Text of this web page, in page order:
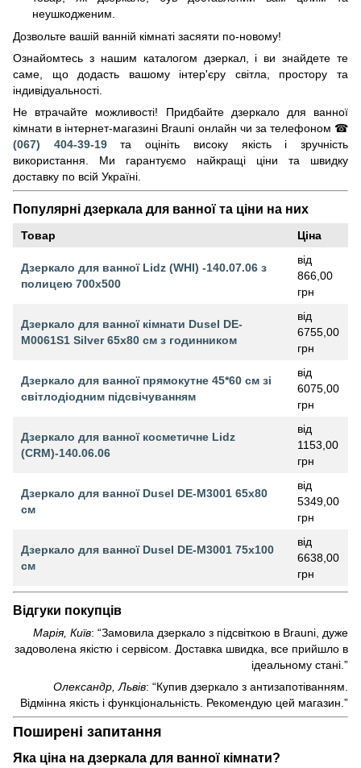
неушкодженим.
Дозвольте вашій ванній кімнаті засяяти по-новому!
Ознайомтесь з нашим каталогом дзеркал, і ви знайдете те
саме, що додасть вашому інтер'єру світла, простору та
індивідуальності.
Не втрачайте можливості! Придбайте дзеркало для ванної
кімнати в інтернет-магазині Brauni онлайн чи за телефоном ☎
(067) 404-39-19та оцініть високу якість і зручність
використання. Ми гарантуємо найкращі ціни та швидку
доставку по всій Україні.
Популярні дзеркала для ванної та ціни на них
Товар Ціна
Дзеркало для ванної Lidz (WHI) -140.07.06 з
полицею 700х500
від
866,00
грн
Дзеркало для ванної кімнати Dusel DE-
M0061S1 Silver 65х80 см з годинником
від
6755,00
грн
Дзеркало для ванної прямокутне 45*60 см зі
світлодіодним підсвічуванням
від
6075,00
грн
Дзеркало для ванної косметичне Lidz
(CRM)-140.06.06
від
1153,00
грн
Дзеркало для ванної Dusel DE-M3001 65х80
см
від
5349,00
грн
Дзеркало для ванної Dusel DE-M3001 75х100
см
від
6638,00
грн
Відгуки покупців
Марія, Київ: “Замовила дзеркало з підсвіткою в Brauni, дуже
задоволена якістю і сервісом. Доставка швидка, все прийшло в
ідеальному стані.”
Олександр, Львів: “Купив дзеркало з антизапотіванням.
Відмінна якість і функціональність. Рекомендую цей магазин.”
Поширені запитання
Яка ціна на дзеркала для ванної кімнати?